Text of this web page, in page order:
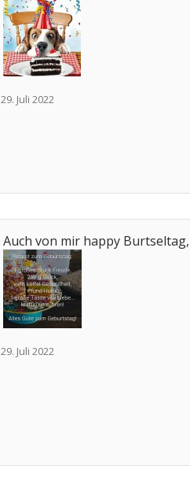
29. Juli 2022
Auch von mir happy
29. Juli 2022